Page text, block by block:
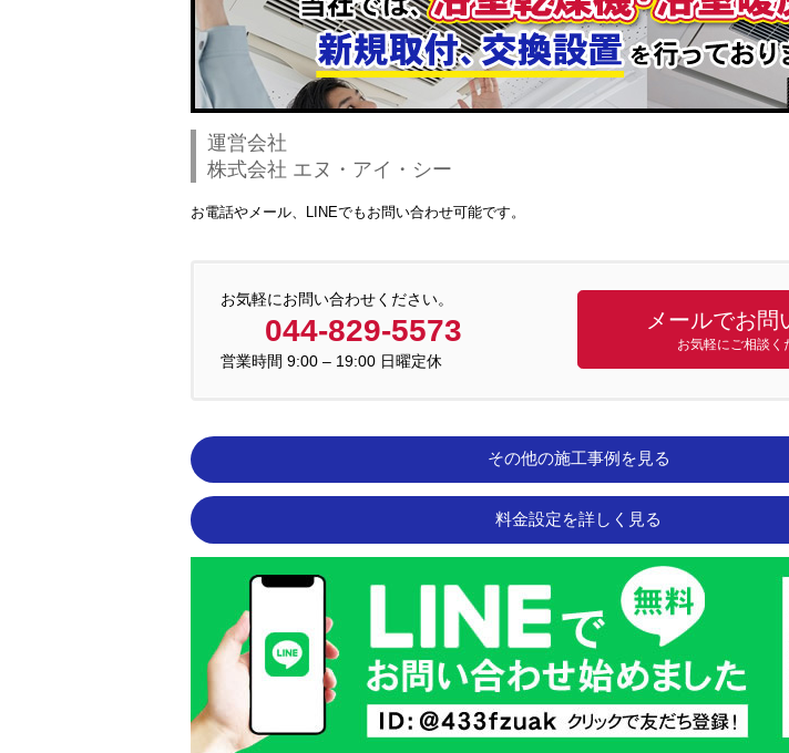
運営会社
株式会社 エヌ・アイ・シー
お電話やメール、LINEでもお問い合わせ可能です。
お気軽にお問い合わせください。
044-829-5573
営業時間 9:00 – 19:00 日曜定休
メールでお問
お気軽にご相談く
その他の施工事例を見る
料金設定を詳しく見る